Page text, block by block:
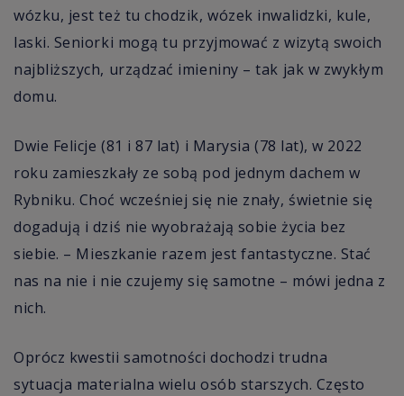
wózku, jest też tu chodzik, wózek inwalidzki, kule,
laski. Seniorki mogą tu przyjmować z wizytą swoich
najbliższych, urządzać imieniny – tak jak w zwykłym
domu.
Dwie Felicje (81 i 87 lat) i Marysia (78 lat), w 2022
roku zamieszkały ze sobą pod jednym dachem w
Rybniku. Choć wcześniej się nie znały, świetnie się
dogadują i dziś nie wyobrażają sobie życia bez
siebie. – Mieszkanie razem jest fantastyczne. Stać
nas na nie i nie czujemy się samotne – mówi jedna z
nich.
Oprócz kwestii samotności dochodzi trudna
sytuacja materialna wielu osób starszych. Często